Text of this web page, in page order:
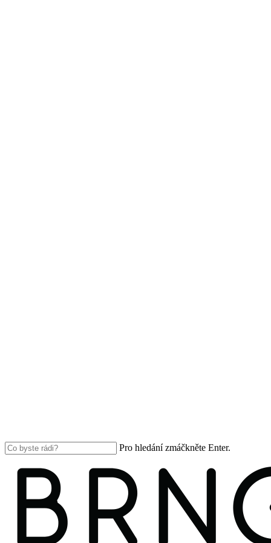
Pro hledání zmáčkněte Enter.
Search